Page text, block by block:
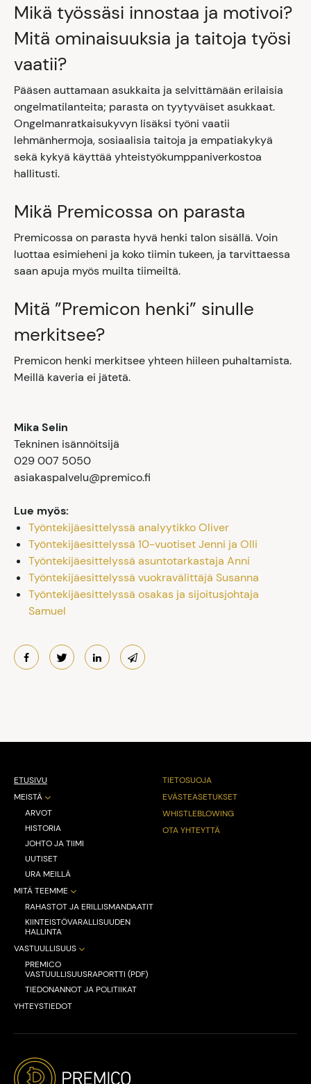
Mikä työssäsi innostaa ja motivoi?
Mitä ominaisuuksia ja taitoja työsi
vaatii?
Pääsen auttamaan asukkaita ja selvittämään erilaisia
ongelmatilanteita; parasta on tyytyväiset asukkaat.
Ongelmanratkaisukyvyn lisäksi työni vaatii
lehmänhermoja, sosiaalisia taitoja ja empatiakykyä
sekä kykyä käyttää yhteistyökumppaniverkostoa
hallitusti.
Mikä Premicossa on parasta
Premicossa on parasta hyvä henki talon sisällä. Voin
luottaa esimieheni ja koko tiimin tukeen, ja tarvittaessa
saan apuja myös muilta tiimeiltä.
Mitä ”Premicon henki” sinulle
merkitsee?
Premicon henki merkitsee yhteen hiileen puhaltamista.
Meillä kaveria ei jätetä.
Mika Selin
Tekninen isännöitsijä
029 007 5050
asiakaspalvelu@premico.fi
Lue myös:
Työntekijäesittelyssä analyytikko Oliver
Työntekijäesittelyssä 10-vuotiset Jenni ja Olli
Työntekijäesittelyssä asuntotarkastaja Anni
Työntekijäesittelyssä vuokravälittäjä Susanna
Työntekijäesittelyssä osakas ja sijoitusjohtaja
Samuel
ETUSIVU
MEISTÄ
ARVOT
HISTORIA
JOHTO JA TIIMI
UUTISET
URA MEILLÄ
MITÄ TEEMME
RAHASTOT JA ERILLISMANDAATIT
KIINTEISTÖVARALLISUUDEN
HALLINTA
VASTUULLISUUS
PREMICO
VASTUULLISUUSRAPORTTI (PDF)
TIEDONANNOT JA POLITIIKAT
YHTEYSTIEDOT
TIETOSUOJA
EVÄSTEASETUKSET
WHISTLEBLOWING
OTA YHTEYTTÄ